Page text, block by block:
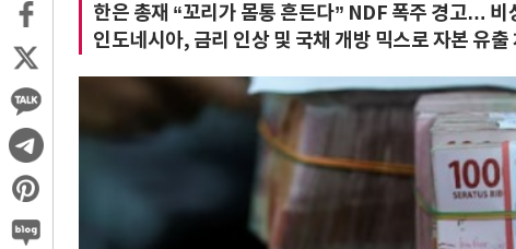
한은 총재 “꼬리가 몸통 흔든다” NDF 폭주 경고… 비
인도네시아, 금리 인상 및 국채 개방 믹스로 자본 유